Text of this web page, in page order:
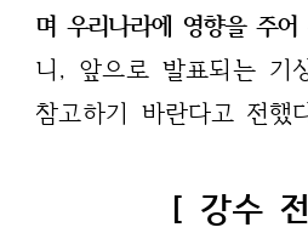
며 우리나라에 영향을 주
니, 앞으로 발표되는 기
참고하기 바란다고 전했
[ 강수